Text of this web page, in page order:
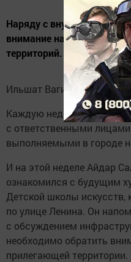
Наряду с внутренним
внимание на
территорий.
Ильшат Вагизов,
Каждую неделю глава
с ответственными
выполняемыми в городе
И на этой неделе Айдар
ознакомился с будущим
Детской школы искусств,
по улице Ленина. Он
с обсуждением
необходимо обратить
прилегающей